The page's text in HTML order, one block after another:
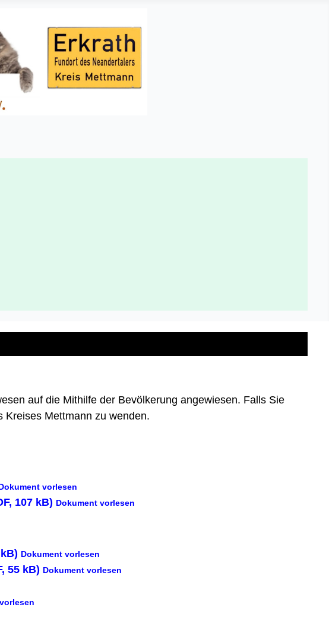
auf die Mithilfe der Bevölkerung angewiesen. Falls Sie
Kreises Mettmann zu wenden.
vorlesen
107 kB) Dokument vorlesen
Dokument vorlesen
55 kB) Dokument vorlesen